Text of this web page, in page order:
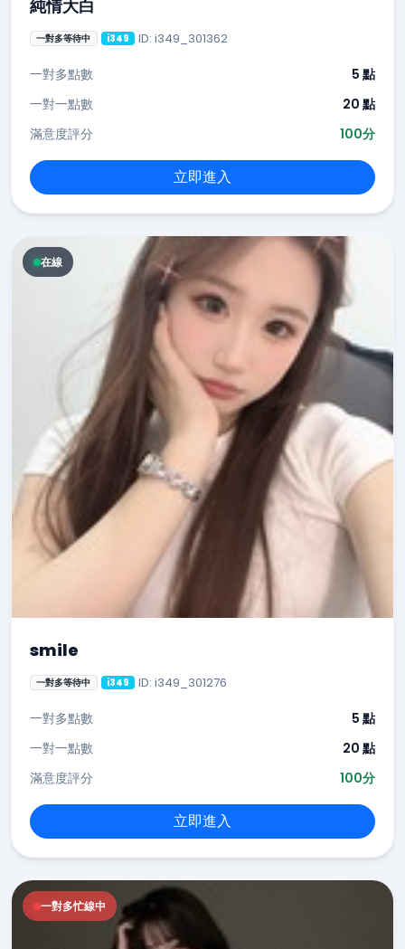
純情大白
一對多等待中 i349 ID: i349_301362
一對多點數
5 點
一對一點數
20 點
滿意度評分
100分
立即進入
在線
smile
一對多等待中 i349 ID: i349_301276
一對多點數
5 點
一對一點數
20 點
滿意度評分
100分
立即進入
一對多忙線中